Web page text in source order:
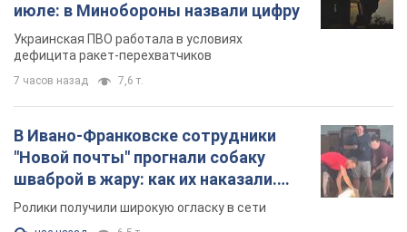
июле: в Минобороны назвали цифру
Украинская ПВО работала в условиях
дефицита ракет-перехватчиков
7 часов назад 7,6 т.
В Ивано-Франковске сотрудники
"Новой почты" прогнали собаку
шваброй в жару: как их наказали.
Видео
Ролики получили широкую огласку в сети